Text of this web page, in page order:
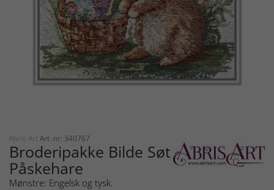
Abris Art Art. nr: 340767
Broderipakke Bilde Søt
Påskehare
Mønstre: Engelsk og tysk.